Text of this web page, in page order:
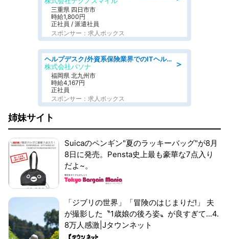
三重県 四日市市
時給1,800円
正社員 / 派遣社員
スポンサー：求人ボックス
＞
ヘルプデスク/外資系保険業界でのITヘルプデスク業務/駅近/即日勤務可/ヘルプデスク
株式会社パソナ
福岡県 北九州市
時給4,167円
正社員
スポンサー：求人ボックス
姉妹サイト
Suicaのペンギン"夏のラッキーバッグ"が8月
8日に発売。Pensta史上最も豪華な7点入り
だよ~。
「ジブリの世界」「冒険のはじまりだ!」 夫
が撮影した〝1歳娘の後ろ姿〟が良すぎて...4.
8万人感激|Jタウンネット